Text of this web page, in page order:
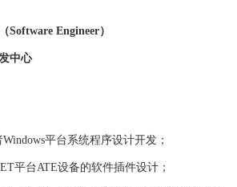
Software Engineer）
中心
平台系统程序设计开发；
平台ATE设备的软件插件设计；